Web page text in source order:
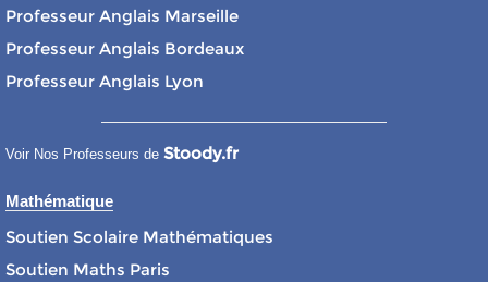
Professeur Anglais Marseille
Professeur Anglais Bordeaux
Professeur Anglais Lyon
Voir Nos Professeurs de Stoody.fr
Mathématique
Soutien Scolaire Mathématiques
Soutien Maths Paris